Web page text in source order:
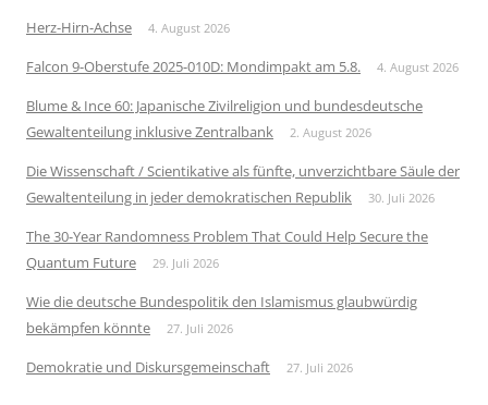
Herz-Hirn-Achse 4. August 2026
Falcon 9-Oberstufe 2025-010D: Mondimpakt am 5.8. 4. August 2026
Blume & Ince 60: Japanische Zivilreligion und bundesdeutsche
Gewaltenteilung inklusive Zentralbank
2. August 2026
Die Wissenschaft / Scientikative als fünfte, unverzichtbare Säule der
Gewaltenteilung in jeder demokratischen Republik
30. Juli 2026
The 30-Year Randomness Problem That Could Help Secure the
Quantum Future
29. Juli 2026
Wie die deutsche Bundespolitik den Islamismus glaubwürdig
bekämpfen könnte
27. Juli 2026
Demokratie und Diskursgemeinschaft 27. Juli 2026